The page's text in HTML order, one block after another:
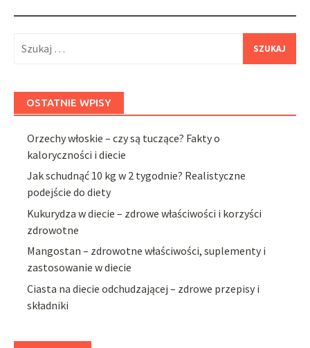
OSTATNIE WPISY
Orzechy włoskie – czy są tuczące? Fakty o
kaloryczności i diecie
Jak schudnąć 10 kg w 2 tygodnie? Realistyczne
podejście do diety
Kukurydza w diecie – zdrowe właściwości i korzyści
zdrowotne
Mangostan – zdrowotne właściwości, suplementy i
zastosowanie w diecie
Ciasta na diecie odchudzającej – zdrowe przepisy i
składniki